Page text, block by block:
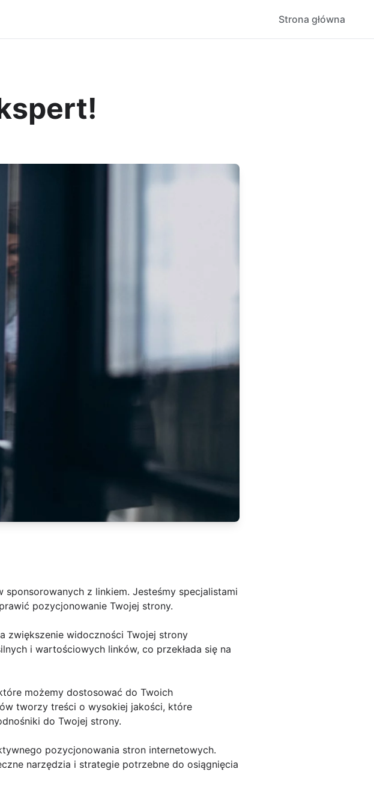
Strona główna
sponsorowanych z linkiem. Jesteśmy specjalistami
pozycjonowanie Twojej strony.
zwiększenie widoczności Twojej strony
i wartościowych linków, co przekłada się na
możemy dostosować do Twoich
tworzy treści o wysokiej jakości, które
do Twojej strony.
pozycjonowania stron internetowych.
narzędzia i strategie potrzebne do osiągnięcia